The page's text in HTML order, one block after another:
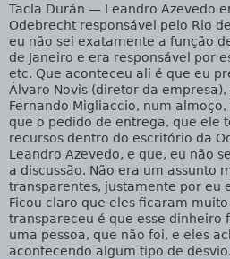
Tacla Durán — Leandro Azevedo
Odebrecht responsável pelo Rio
eu não sei exatamente a função
de Janeiro e era responsável por
etc. Que aconteceu ali é que eu
Álvaro Novis (diretor da empresa),
Fernando Migliaccio, num
que o pedido de entrega, que ele
recursos dentro do escritório da
Leandro Azevedo, e que, eu não
a discussão. Não era um assunto
transparentes, justamente por eu
Ficou claro que eles ficaram
transpareceu é que esse dinheiro
uma pessoa, que não foi, e eles
acontecendo algum tipo de desvio.